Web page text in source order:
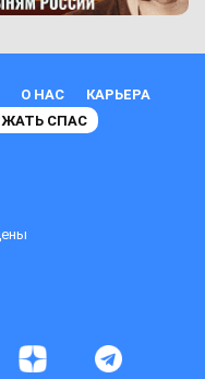
О НАС
КАРЬЕРА
СПАС